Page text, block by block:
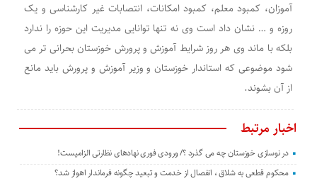
آموزان، کمبود معلم، کمبود امکانات، انتصابات غیر کارشناسی و یک
روزه و … نشان داد است وی نه تنها توانایی مدیریت این حوزه را ندارد
بلکه با ماند وی هر روز شرایط آموزش و پرورش خوزستان بحرانی تر می
شود موضوعی که استاندار خوزستان و وزیر آموزش و پرورش باید مانع
از آن بشوند.
اخبار مرتبط
در نوسازی خوزستان چه می گذرد ؟/ ورودی فوری نهادهای نظارتی الزامیست!
محکوم قطعی به شلاق ، انفصال از خدمت و تبعید چگونه فرماندار اهواز شد؟